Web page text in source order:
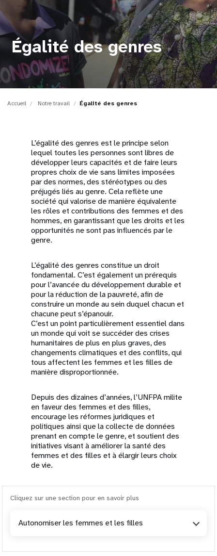
t
i
n
Égalité des genres
Accueil Notre travail Égalité des genres
L’égalité des genres est le principe selon
lequel toutes les personnes sont libres de
développer leurs capacités et de faire leurs
propres choix de vie sans limites imposées
par des normes, des stéréotypes ou des
préjugés liés au genre. Cela reflète une
société qui valorise de manière équivalente
les rôles et contributions des femmes et des
hommes, en garantissant que les droits et les
opportunités ne sont pas influencés par le
genre.
L’égalité des genres constitue un droit
fondamental. C’est également un prérequis
pour l’avancée du développement durable et
pour la réduction de la pauvreté, afin de
construire un monde au sein duquel chacun et
chacune peut s’épanouir.
C’est un point particulièrement essentiel dans
un monde qui voit se succéder des crises
humanitaires de plus en plus graves, des
changements climatiques et des conflits, qui
tous affectent les femmes et les filles de
manière disproportionnée.
Depuis des dizaines d’années, l’UNFPA milite
en faveur des femmes et des filles,
encourage les réformes juridiques et
politiques ainsi que la collecte de données
prenant en compte le genre, et soutient des
initiatives visant à améliorer la santé des
femmes et des filles et à élargir leurs choix
de vie.
Cliquez sur une section pour en savoir plus
Autonomiser les femmes et les filles